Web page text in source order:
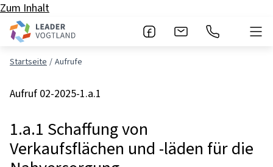
Zum Inhalt
Startseite Aufrufe
Aufruf 02-2025-1.a.1
1.a.1 Schaffung von
Verkaufsflächen und -läden für die